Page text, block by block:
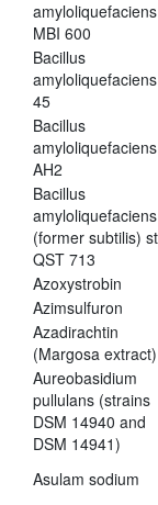
amyloliquefaciens
MBI 600
Bacillus
45
Bacillus
amyloliquefaciens
AH2
Bacillus
amyloliquefaciens
(former subtilis)
QST 713
Azoxystrobin
Azimsulfuron
Azadirachtin
(Margosa extract)
Aureobasidium
pullulans (strains
DSM 14940 and
DSM 14941)
Asulam sodium